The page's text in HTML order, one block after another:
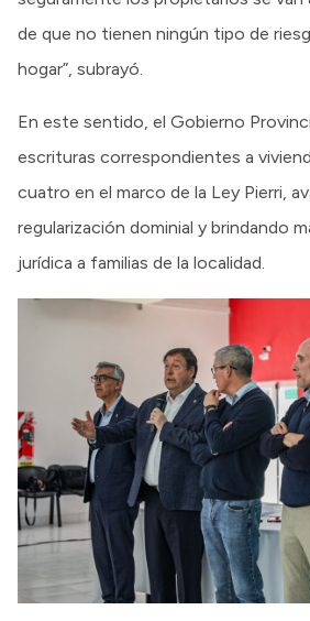
de que no tienen ningún tipo de
hogar”, subrayó.
En este sentido, el Gobierno
escrituras correspondientes a
cuatro en el marco de la Ley Pierri,
regularización dominial y brindando
jurídica a familias de la localidad.